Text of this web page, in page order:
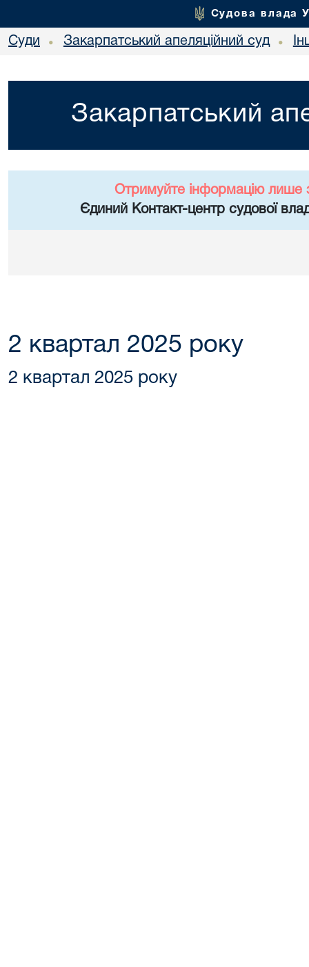
Судова влада
Суди • Закарпатський апеляційний суд •
Закарпатський
Отримуйте інформацію лише
Єдиний Контакт-центр судової
2 квартал 2025 року
2 квартал 2025 року